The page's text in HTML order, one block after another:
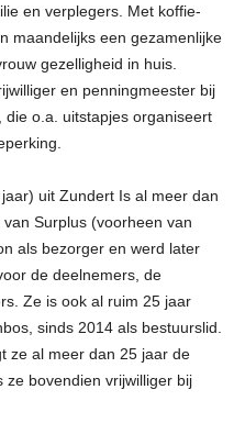
en verplegers. Met koffie-
maandelijks een gezamenlijke
gezelligheid in huis.
en penningmeester bij
o.a. uitstapjes organiseert
uit Zundert Is al meer dan
Surplus (voorheen van
als bezorger en werd later
de deelnemers, de
Ze is ook al ruim 25 jaar
sinds 2014 als bestuurslid.
ze al meer dan 25 jaar de
ze bovendien vrijwilliger bij